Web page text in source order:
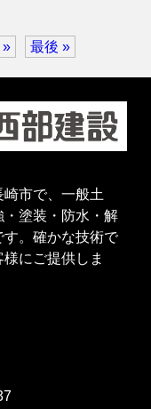
» 最後 »
市で、一般土
塗装・防水・解
。確かな技術で
にご提供しま